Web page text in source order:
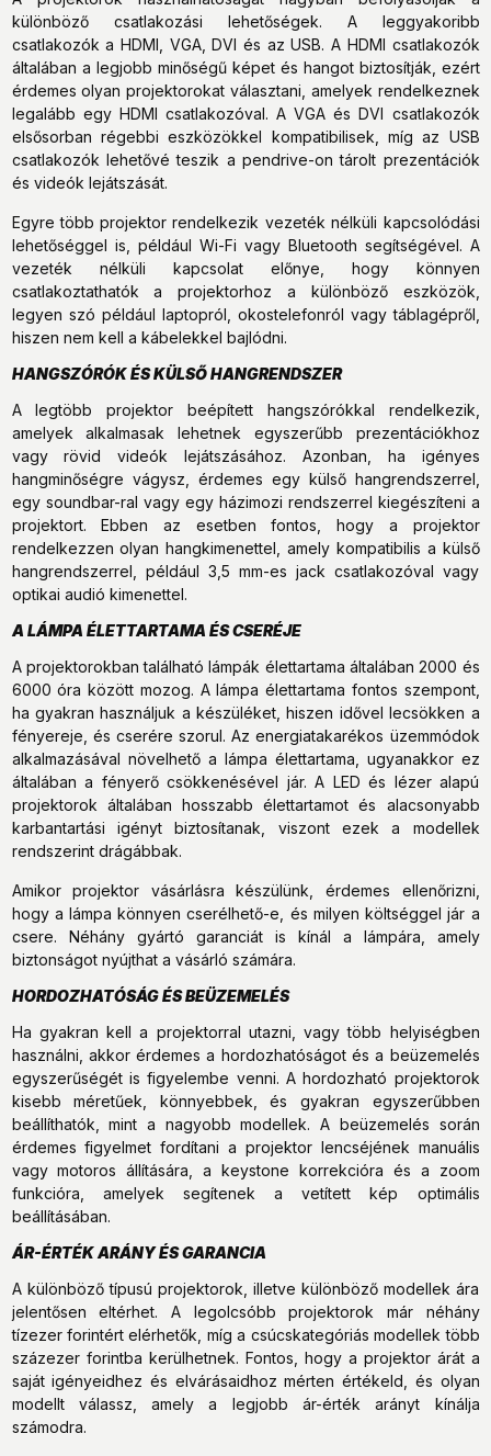
különböző csatlakozási lehetőségek. A leggyakoribb
csatlakozók a HDMI, VGA, DVI és az USB. A HDMI csatlakozók
általában a legjobb minőségű képet és hangot biztosítják, ezért
érdemes olyan projektorokat választani, amelyek rendelkeznek
legalább egy HDMI csatlakozóval. A VGA és DVI csatlakozók
elsősorban régebbi eszközökkel kompatibilisek, míg az USB
csatlakozók lehetővé teszik a pendrive-on tárolt prezentációk
és videók lejátszását.
Egyre több projektor rendelkezik vezeték nélküli kapcsolódási
lehetőséggel is, például Wi-Fi vagy Bluetooth segítségével. A
vezeték nélküli kapcsolat előnye, hogy könnyen
csatlakoztathatók a projektorhoz a különböző eszközök,
legyen szó például laptopról, okostelefonról vagy táblagépről,
hiszen nem kell a kábelekkel bajlódni.
HANGSZÓRÓK ÉS KÜLSŐ HANGRENDSZER
A legtöbb projektor beépített hangszórókkal rendelkezik,
amelyek alkalmasak lehetnek egyszerűbb prezentációkhoz
vagy rövid videók lejátszásához. Azonban, ha igényes
hangminőségre vágysz, érdemes egy külső hangrendszerrel,
egy soundbar-ral vagy egy házimozi rendszerrel kiegészíteni a
projektort. Ebben az esetben fontos, hogy a projektor
rendelkezzen olyan hangkimenettel, amely kompatibilis a külső
hangrendszerrel, például 3,5 mm-es jack csatlakozóval vagy
optikai audió kimenettel.
A LÁMPA ÉLETTARTAMA ÉS CSERÉJE
A projektorokban található lámpák élettartama általában 2000 és
6000 óra között mozog. A lámpa élettartama fontos szempont,
ha gyakran használjuk a készüléket, hiszen idővel lecsökken a
fényereje, és cserére szorul. Az energiatakarékos üzemmódok
alkalmazásával növelhető a lámpa élettartama, ugyanakkor ez
általában a fényerő csökkenésével jár. A LED és lézer alapú
projektorok általában hosszabb élettartamot és alacsonyabb
karbantartási igényt biztosítanak, viszont ezek a modellek
rendszerint drágábbak.
Amikor projektor vásárlásra készülünk, érdemes ellenőrizni,
hogy a lámpa könnyen cserélhető-e, és milyen költséggel jár a
csere. Néhány gyártó garanciát is kínál a lámpára, amely
biztonságot nyújthat a vásárló számára.
HORDOZHATÓSÁG ÉS BEÜZEMELÉS
Ha gyakran kell a projektorral utazni, vagy több helyiségben
használni, akkor érdemes a hordozhatóságot és a beüzemelés
egyszerűségét is figyelembe venni. A hordozható projektorok
kisebb méretűek, könnyebbek, és gyakran egyszerűbben
beállíthatók, mint a nagyobb modellek. A beüzemelés során
érdemes figyelmet fordítani a projektor lencséjének manuális
vagy motoros állítására, a keystone korrekcióra és a zoom
funkcióra, amelyek segítenek a vetített kép optimális
beállításában.
ÁR-ÉRTÉK ARÁNY ÉS GARANCIA
A különböző típusú projektorok, illetve különböző modellek ára
jelentősen eltérhet. A legolcsóbb projektorok már néhány
tízezer forintért elérhetők, míg a csúcskategóriás modellek több
százezer forintba kerülhetnek. Fontos, hogy a projektor árát a
saját igényeidhez és elvárásaidhoz mérten értékeld, és olyan
modellt válassz, amely a legjobb ár-érték arányt kínálja
számodra.